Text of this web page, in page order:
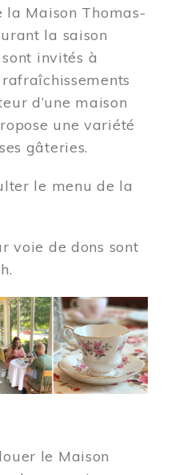
la Maison Thomas-
la saison
invités à
d’une maison
une variété
gâteries.
le menu de la
voie de dons sont
le Maison